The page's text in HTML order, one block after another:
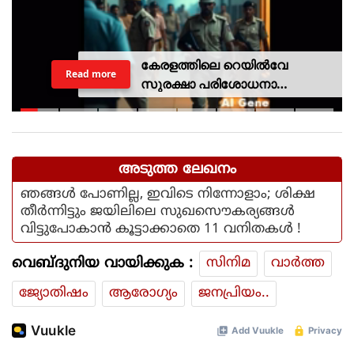
കേരളത്തിലെ റെയില്‍വേ
സുരക്ഷാ പരിശോധനാ
ദൗത്യമായ ഓപ്പറേഷന്‍
Read more
അടുത്ത ലേഖനം
ഞങ്ങൾ പോണില്ല, ഇവിടെ നിന്നോളാം; ശിക്ഷ
തീർന്നിട്ടും ജയിലിലെ സുഖസൌകര്യങ്ങൾ
വിട്ടുപോകാൻ കൂട്ടാക്കാതെ 11 വനിതകൾ !
വെബ്ദുനിയ വായിക്കുക : സിനിമ
വാര്‍ത്ത
ജ്യോതിഷം
ആരോഗ്യം ജനപ്രിയം..